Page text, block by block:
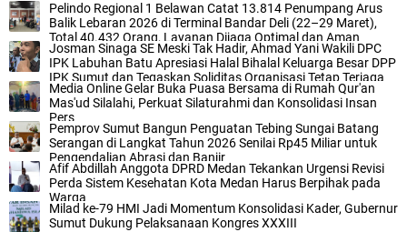
Pelindo Regional 1 Belawan Catat 13.814 Penumpang Arus
Balik Lebaran 2026 di Terminal Bandar Deli (22–29 Maret),
Total 40.432 Orang, Layanan Dijaga Optimal dan Aman
Josman Sinaga SE Meski Tak Hadir, Ahmad Yani Wakili DPC
IPK Labuhan Batu Apresiasi Halal Bihalal Keluarga Besar DPP
IPK Sumut dan Tegaskan Soliditas Organisasi Tetap Terjaga
dan Kompak.
Media Online Gelar Buka Puasa Bersama di Rumah Qur'an
Mas'ud Silalahi, Perkuat Silaturahmi dan Konsolidasi Insan
Pers
Pemprov Sumut Bangun Penguatan Tebing Sungai Batang
Serangan di Langkat Tahun 2026 Senilai Rp45 Miliar untuk
Pengendalian Abrasi dan Banjir
Afif Abdillah Anggota DPRD Medan Tekankan Urgensi Revisi
Perda Sistem Kesehatan Kota Medan Harus Berpihak pada
Warga
Milad ke-79 HMI Jadi Momentum Konsolidasi Kader, Gubernur
Sumut Dukung Pelaksanaan Kongres XXXIII